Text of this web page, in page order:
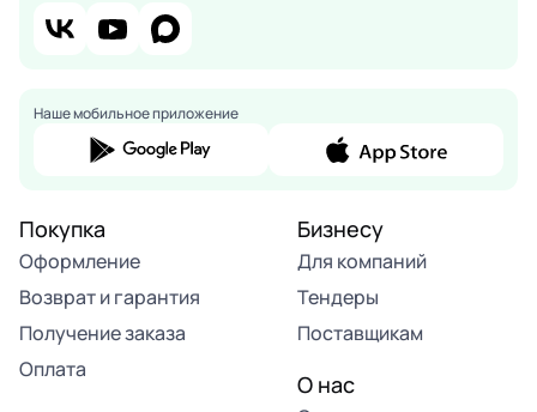
Наше мобильное приложение
Покупка
Оформление
Возврат и гарантия
Получение заказа
Оплата
Бизнесу
Для компаний
Тендеры
Поставщикам
О нас